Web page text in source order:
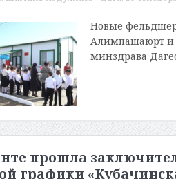
Новые
Алимпашаюрт и
минздрава
прошла
графики